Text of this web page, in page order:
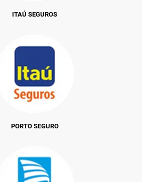
ITAÚ SEGUROS
PORTO SEGURO